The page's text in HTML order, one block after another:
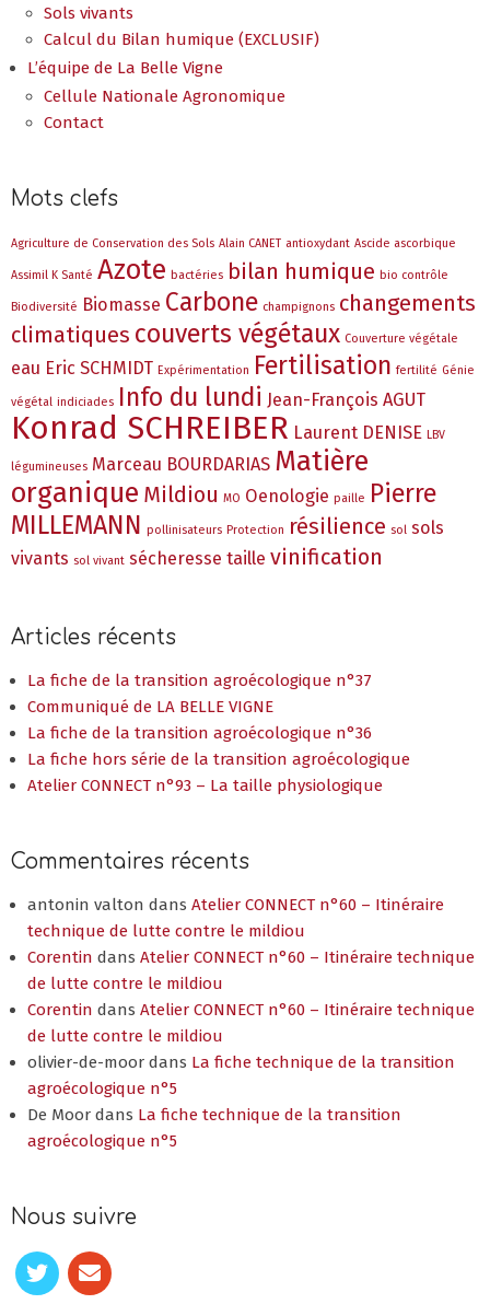
Sols vivants
Calcul du Bilan humique (EXCLUSIF)
L’équipe de La Belle Vigne
Cellule Nationale Agronomique
Contact
Mots clefs
Agriculture de Conservation des Sols Alain CANET antioxydant Ascide ascorbique
Assimil K Santé Azote bactéries bilan humique bio contrôle
Biodiversité Biomasse Carbone champignons changements
climatiques couverts végétaux Couverture végétale
eau Eric SCHMIDT Expérimentation Fertilisation fertilité Génie
végétal indiciades Info du lundi Jean-François AGUT
Konrad SCHREIBER Laurent DENISE LBV
légumineuses Marceau BOURDARIAS Matière
organique Mildiou MO Oenologie paille Pierre
MILLEMANN pollinisateurs Protection résilience sol sols
vivants sol vivant sécheresse taille vinification
Articles récents
La fiche de la transition agroécologique n°37
Communiqué de LA BELLE VIGNE
La fiche de la transition agroécologique n°36
La fiche hors série de la transition agroécologique
Atelier CONNECT n°93 – La taille physiologique
Commentaires récents
antonin valton dans Atelier CONNECT n°60 – Itinéraire
technique de lutte contre le mildiou
Corentin dans Atelier CONNECT n°60 – Itinéraire technique
de lutte contre le mildiou
Corentin dans Atelier CONNECT n°60 – Itinéraire technique
de lutte contre le mildiou
olivier-de-moor dans La fiche technique de la transition
agroécologique n°5
De Moor dans La fiche technique de la transition
agroécologique n°5
Nous suivre